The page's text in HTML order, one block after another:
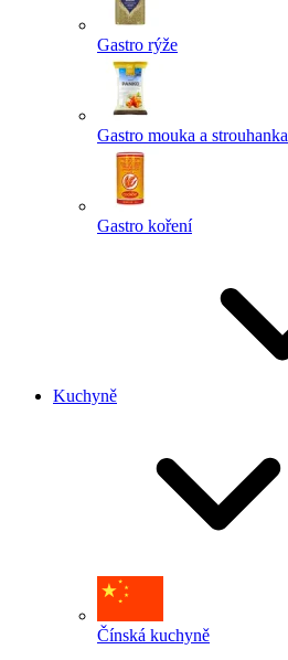
Gastro rýže
Gastro mouka a strouhanka
Gastro koření
Kuchyně
Čínská kuchyně